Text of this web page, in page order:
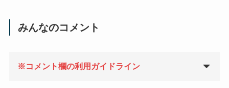
みんなのコメント
※コメント欄の利用ガイドライン